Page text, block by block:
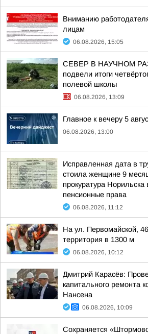
Вниманию
лицам
06.08.2026, 15:05
СЕВЕР В НАУЧНОМ
подвели итоги
полевой школы
06.08.2026, 13:09
Главное к вечеру 5
06.08.2026, 13:00
Исправленная дата в
стоила женщине 9
прокуратура Норильска
пенсионные права
06.08.2026, 11:12
На ул. Первомайской,
территория в 1300 м
06.08.2026, 10:12
Дмитрий Карасёв:
капитального ремонта
Нансена
06.08.2026, 10:09
Сохраняется